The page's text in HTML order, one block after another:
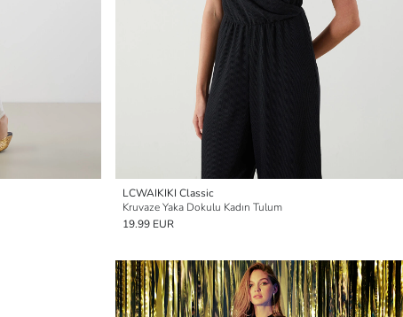
LCWAIKIKI Classic
Kruvaze Yaka Dokulu Kadın Tulum
19.99 EUR